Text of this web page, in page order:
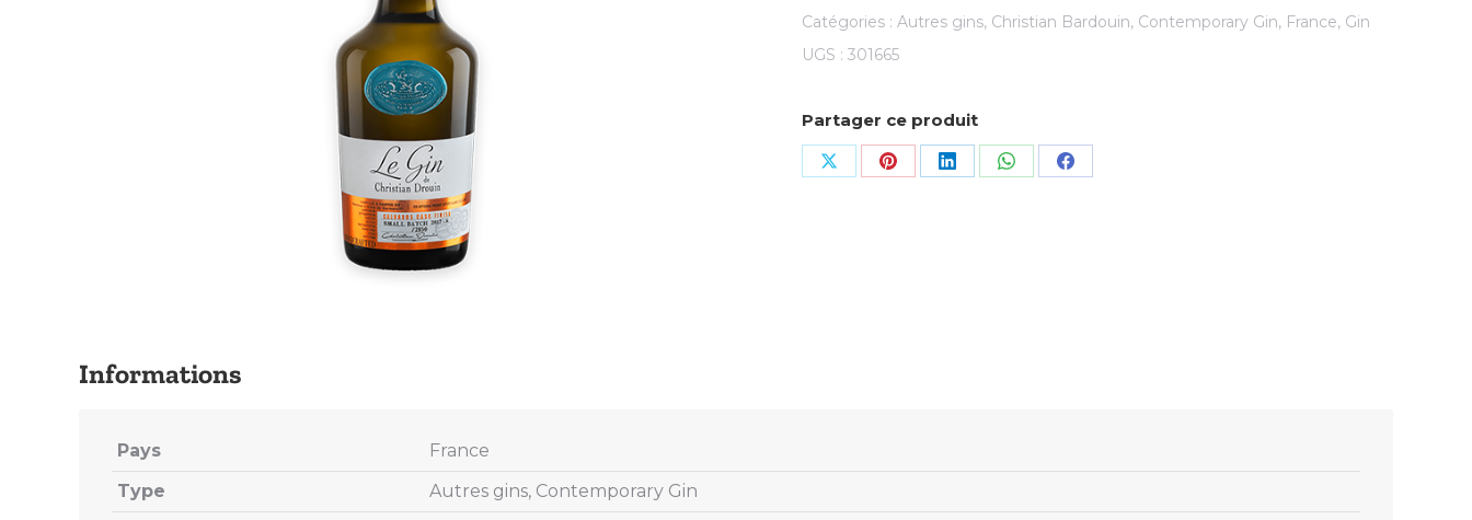
Catégories : Autres gins, Christian Bardouin, Contemporary Gin, France, Gin
UGS : 301665
Partager ce produit
Share Share Share Share Share
Pays
France
Type
Autres gins, Contemporary Gin